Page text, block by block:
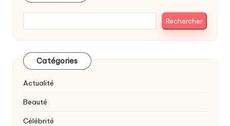
Rechercher
Catégories
Actualité
Beauté
Célébrité